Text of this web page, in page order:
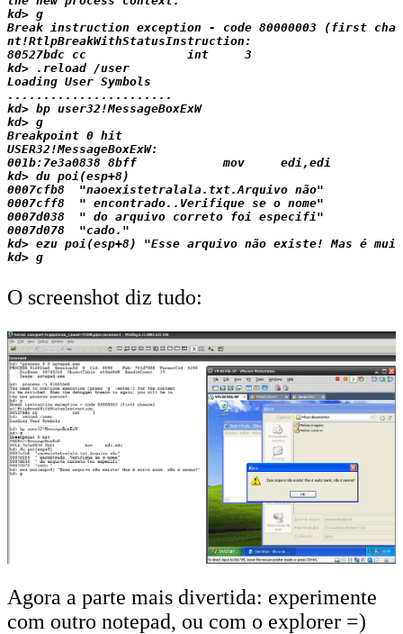
kd> g
Break instruction exception - code 80000003 (first
nt!RtlpBreakWithStatusInstruction:
80527bdc cc              int     3
kd> .reload /user
Loading User Symbols
.......................
kd> bp user32!MessageBoxExW
kd> g
Breakpoint 0 hit
USER32!MessageBoxExW:
001b:7e3a0838 8bff            mov     edi,edi
kd> du poi(esp+8)
0007cfb8  "naoexistetralala.txt.Arquivo não"
0007cff8  " encontrado..Verifique se o nome"
0007d038  " do arquivo correto foi especifi"
0007d078  "cado."
kd> ezu poi(esp+8) "Esse arquivo não existe! Mas é
O screenshot diz tudo:
Agora a parte mais divertida: experimente
com outro notepad, ou com o explorer =)